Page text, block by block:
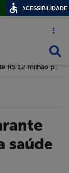
Acesso
saúde
ACESSIBILIDADE